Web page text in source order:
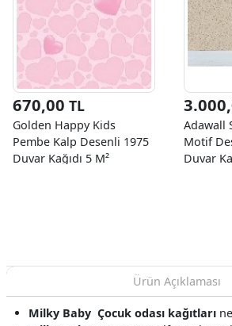
670,00 TL
Golden Happy Kids
Pembe Kalp Desenli 1975
Duvar Kağıdı 5 M²
Adawall
Motif
Duvar
Ürün Açıklaması
Milky Baby Çocuk odası kağıtları